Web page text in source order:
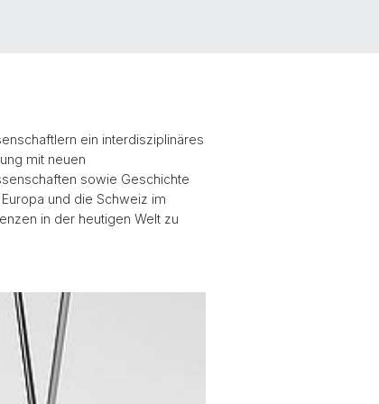
ein interdisziplinäres
mit neuen
sowie Geschichte
und die Schweiz im
in der heutigen Welt zu